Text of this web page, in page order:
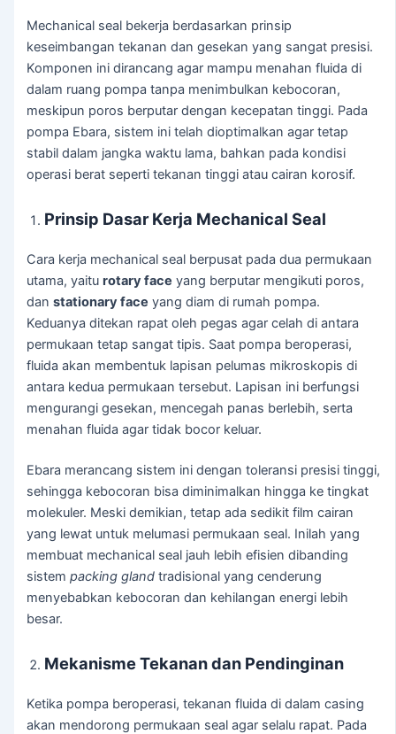
Mechanical seal bekerja berdasarkan prinsip
keseimbangan tekanan dan gesekan yang sangat presisi.
Komponen ini dirancang agar mampu menahan fluida di
dalam ruang pompa tanpa menimbulkan kebocoran,
meskipun poros berputar dengan kecepatan tinggi. Pada
pompa Ebara, sistem ini telah dioptimalkan agar tetap
stabil dalam jangka waktu lama, bahkan pada kondisi
operasi berat seperti tekanan tinggi atau cairan korosif.
Prinsip Dasar Kerja Mechanical Seal
Cara kerja mechanical seal berpusat pada dua permukaan
utama, yaiturotary face yang berputar mengikuti poros,
danstationary face yang diam di rumah pompa.
Keduanya ditekan rapat oleh pegas agar celah di antara
permukaan tetap sangat tipis. Saat pompa beroperasi,
fluida akan membentuk lapisan pelumas mikroskopis di
antara kedua permukaan tersebut. Lapisan ini berfungsi
mengurangi gesekan, mencegah panas berlebih, serta
menahan fluida agar tidak bocor keluar.
Ebara merancang sistem ini dengan toleransi presisi tinggi,
sehingga kebocoran bisa diminimalkan hingga ke tingkat
molekuler. Meski demikian, tetap ada sedikit film cairan
yang lewat untuk melumasi permukaan seal. Inilah yang
membuat mechanical seal jauh lebih efisien dibanding
sistempacking gland tradisional yang cenderung
menyebabkan kebocoran dan kehilangan energi lebih
besar.
Mekanisme Tekanan dan Pendinginan
Ketika pompa beroperasi, tekanan fluida di dalam casing
akan mendorong permukaan seal agar selalu rapat. Pada